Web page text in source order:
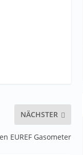
NÄCHSTER
EUREF Gasometer